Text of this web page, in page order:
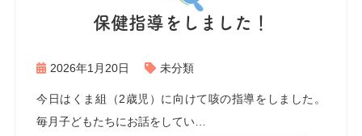
保健指導をしました！
2026年1月20日 未分類
今日はくま組（2歳児）に向けて咳の指導をしました。
毎月子どもたちにお話をしてい…